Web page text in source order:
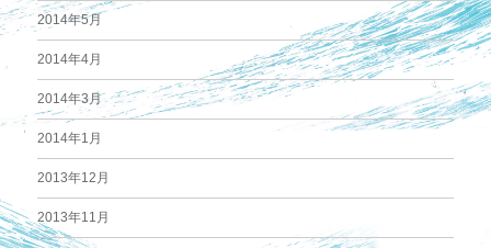
2014年5月
2014年4月
2014年3月
2014年1月
2013年12月
2013年11月